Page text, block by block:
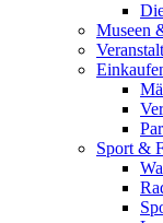
Museen
Sport &